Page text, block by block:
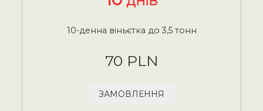
10-денна віньєтка до 3,5 тонн
70 PLN
ЗАМОВЛЕННЯ